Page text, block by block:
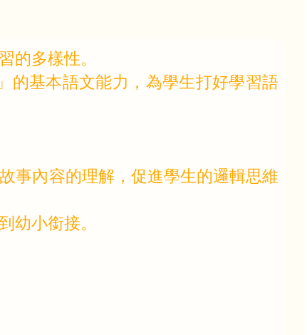
多樣性。
的基本語文能力，為學生打好學習語
事內容的理解，促進學生的邏輯思維
小銜接。